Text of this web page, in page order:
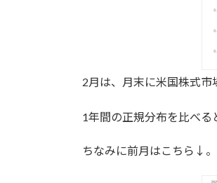
2月は、月末に米国株式市
1年間の正規分布を比べる
ちなみに前月はこちら↓。